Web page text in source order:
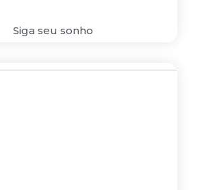
Siga seu sonho